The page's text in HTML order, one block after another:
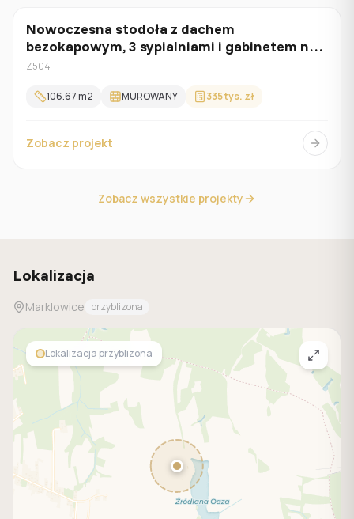
Parterowy
Nowoczesna stodoła z dachem
bezokapowym, 3 sypialniami i gabinetem na
parterze
Z504
106.67m2 MUROWANY 335 tys. zł
Zobacz projekt
Zobacz wszystkie projekty
Lokalizacja
Marklowice przyblizona
Lokalizacja przyblizona